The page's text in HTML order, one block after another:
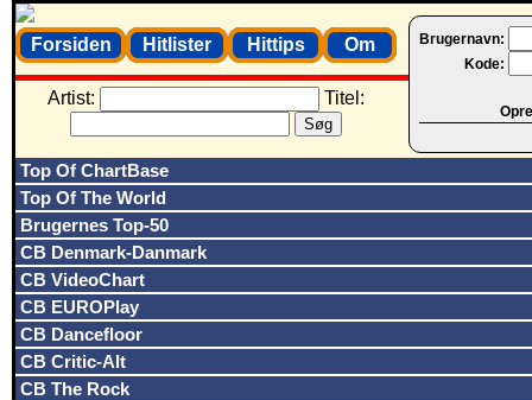
Brugernavn:
Kode:
Forsiden Hitlister Hittips Om
Artist: Titel:
Top Of ChartBase
Top Of The World
Brugernes Top-50
CB Denmark-Danmark
CB VideoChart
CB EUROPlay
CB Dancefloor
CB Critic-Alt
CB The Rock